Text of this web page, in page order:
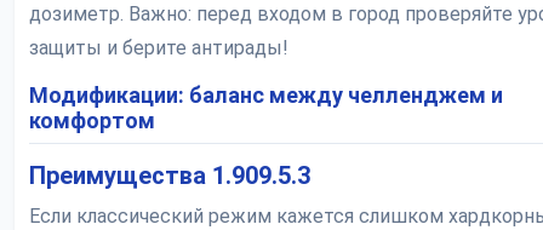
дозиметр. Важно: перед входом в город проверяйте
защиты и берите антирады!
Модификации: баланс между челленджем и
комфортом
Преимущества 1.909.5.3
Если классический режим кажется слишком